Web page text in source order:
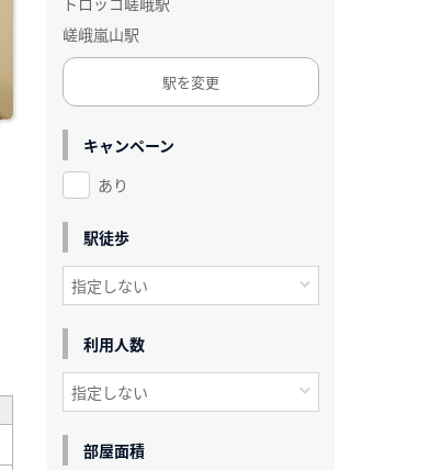
嵯峨嵐山駅
駅を変更
キャンペーン
あり
駅徒歩
利用人数
部屋面積